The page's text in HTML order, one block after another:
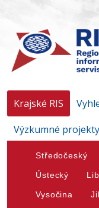
Krajské RIS
Výzkumné projekty
Středočeský
Ústecký
Vysočina